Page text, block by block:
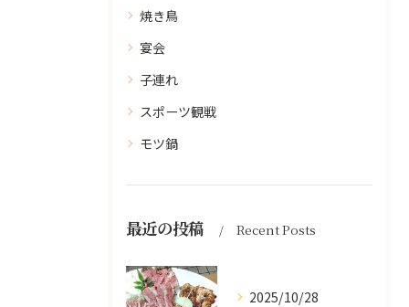
焼き鳥
宴会
子連れ
スポーツ観戦
モツ鍋
最近の投稿 Recent Posts
2025/10/28